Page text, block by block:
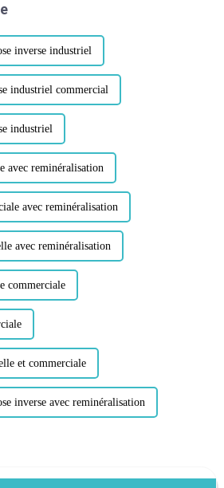
le
inverse industriel
industriel commercial
industriel
avec reminéralisation
avec reminéralisation
avec reminéralisation
commerciale
et commerciale
inverse avec reminéralisation